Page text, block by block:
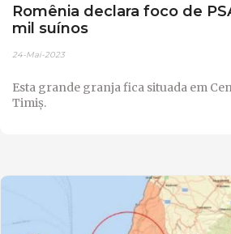
Romênia declara foco de
mil suínos
24-Mai-2023
Esta grande granja fica situada em
Timiș.